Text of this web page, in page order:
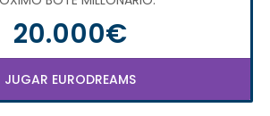
20.000€
JUGAR EURODREAMS